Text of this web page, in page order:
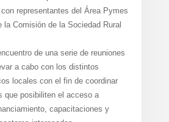
representantes del Área Pymes
la Comisión de la Sociedad Rural
de una serie de reuniones
a cabo con los distintos
locales con el fin de coordinar
que posibiliten el acceso a
capacitaciones y